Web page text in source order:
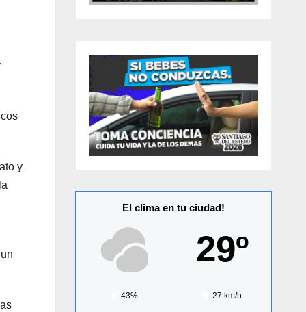
y
El clima en tu ciudad!
29º
43% 27 km/h